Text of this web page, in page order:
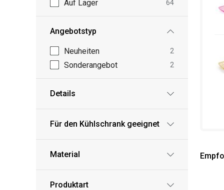
Auf Lager 64
Angebotstyp
Neuheiten 2
Sonderangebot 2
Details
Für den Kühlschrank geeignet
Material
Produktart